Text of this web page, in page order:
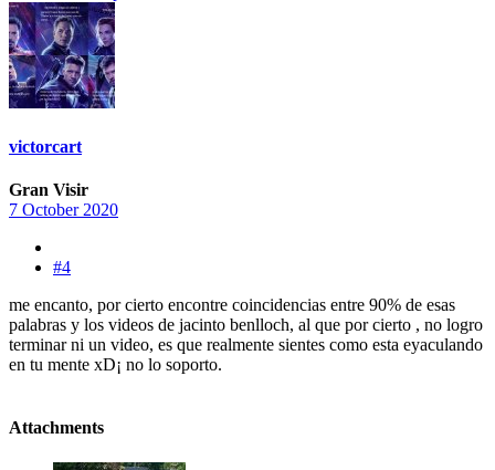
victorcart
Gran Visir
7 October 2020
#4
me encanto, por cierto encontre coincidencias entre 90% de esas
palabras y los videos de jacinto benlloch, al que por cierto , no logro
terminar ni un video, es que realmente sientes como esta eyaculando
en tu mente xD¡ no lo soporto.
Attachments